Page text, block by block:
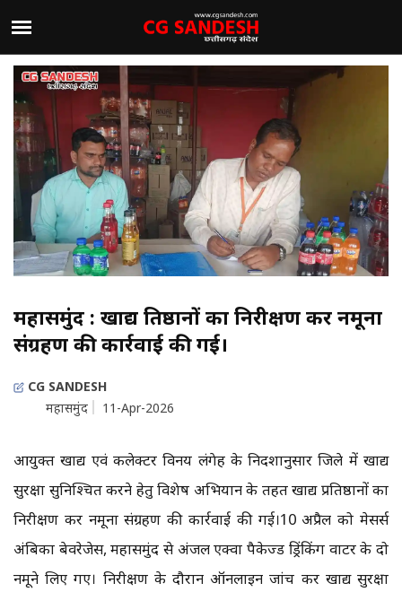
महासमुंद : खाद्य प्रतिष्ठानों का निरीक्षण कर नमूना
संग्रहण की कार्रवाई की गई।
CG SANDESH
महासमुंद
11-Apr-2026
आयुक्त खाद्य एवं कलेक्टर विनय लंगेह के निर्देशानुसार जिले में खाद्य
सुरक्षा सुनिश्चित करने हेतु विशेष अभियान के तहत खाद्य प्रतिष्ठानों का
निरीक्षण कर नमूना संग्रहण की कार्रवाई की गई।10 अप्रैल को मेसर्स
अंबिका बेवरेजेस, महासमुंद से अंजल एक्वा पैकेज्ड ड्रिंकिंग वाटर के दो
नमूने लिए गए। निरीक्षण के दौरान ऑनलाइन जांच कर खाद्य सुरक्षा